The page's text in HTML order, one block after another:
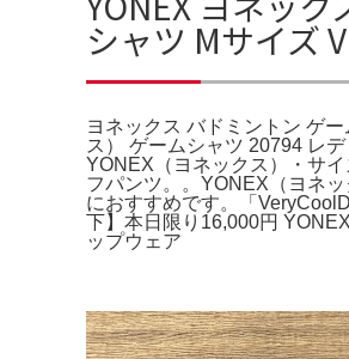
シャツ Mサイズ
ヨネックス バドミントン ゲ
ス） ゲームシャツ 20794 レ
YONEX（ヨネックス）・サ
フパンツ。。YONEX（ヨネ
におすすめです。「
下】本日限り16,000円
ップウェア